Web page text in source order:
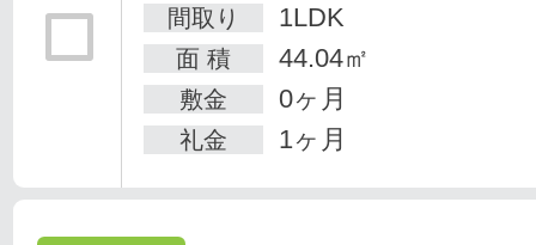
間取り
1LDK
面 積 44.04㎡
敷金 0ヶ月
礼金 1ヶ月